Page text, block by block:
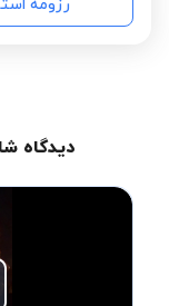
رزومه
دیدگاه